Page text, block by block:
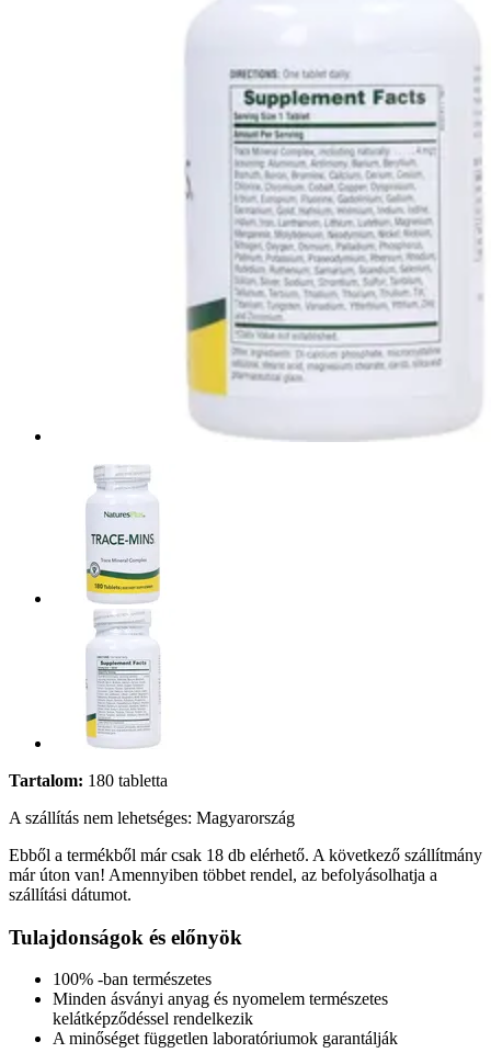
Tartalom: 180 tabletta
A szállítás nem lehetséges: Magyarország
Ebből a termékből már csak 18 db elérhető. A következő szállítmány
már úton van! Amennyiben többet rendel, az befolyásolhatja a
szállítási dátumot.
Tulajdonságok és előnyök
100% -ban természetes
Minden ásványi anyag és nyomelem természetes
kelátképződéssel rendelkezik
A minőséget független laboratóriumok garantálják